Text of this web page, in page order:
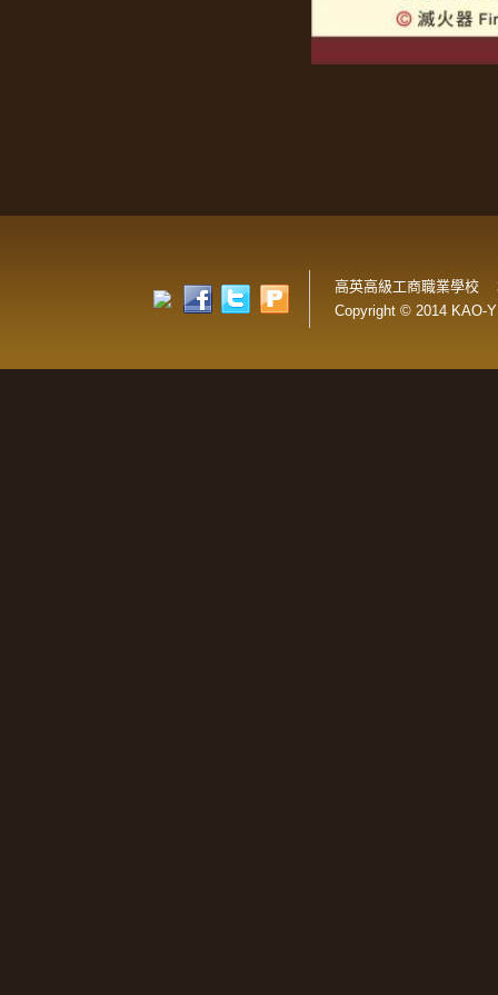
高英高級工商職業學校
Copyright © 2014 KAO-